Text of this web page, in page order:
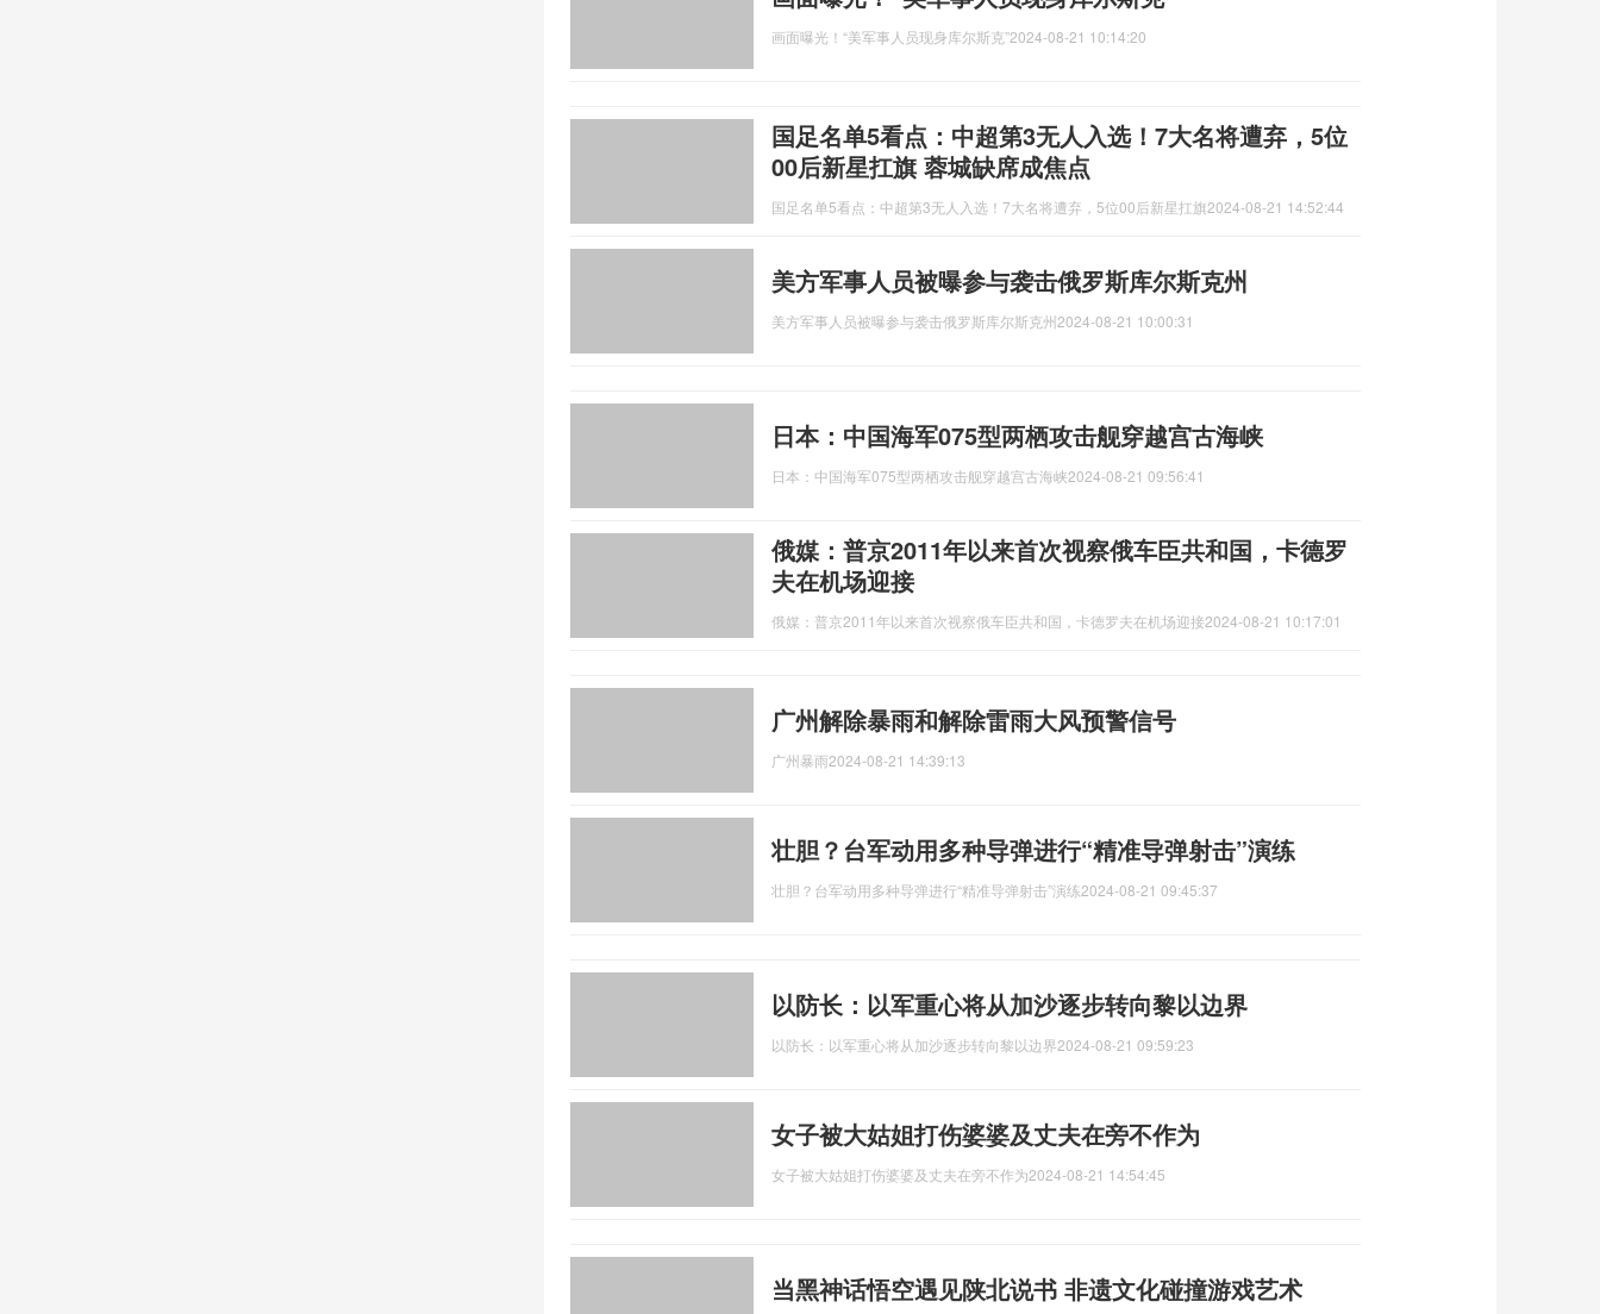
画面曝光！“美军事人员现身库尔斯克”2024-08-21 10:14:20
国足名单5看点：中超第3无人入选！7大名将遭弃，5位
00后新星扛旗 蓉城缺席成焦点
国足名单5看点：中超第3无人入选！7大名将遭弃，5位00后新星扛旗2024-08-21 14:52:44
美方军事人员被曝参与袭击俄罗斯库尔斯克州
美方军事人员被曝参与袭击俄罗斯库尔斯克州2024-08-21 10:00:31
日本：中国海军075型两栖攻击舰穿越宫古海峡
日本：中国海军075型两栖攻击舰穿越宫古海峡2024-08-21 09:56:41
俄媒：普京2011年以来首次视察俄车臣共和国，卡德罗
夫在机场迎接
俄媒：普京2011年以来首次视察俄车臣共和国，卡德罗夫在机场迎接2024-08-21 10:17:01
广州解除暴雨和解除雷雨大风预警信号
广州暴雨2024-08-21 14:39:13
壮胆？台军动用多种导弹进行“精准导弹射击”演练
壮胆？台军动用多种导弹进行“精准导弹射击”演练2024-08-21 09:45:37
以防长：以军重心将从加沙逐步转向黎以边界
以防长：以军重心将从加沙逐步转向黎以边界2024-08-21 09:59:23
女子被大姑姐打伤婆婆及丈夫在旁不作为
女子被大姑姐打伤婆婆及丈夫在旁不作为2024-08-21 14:54:45
当黑神话悟空遇见陕北说书 非遗文化碰撞游戏艺术